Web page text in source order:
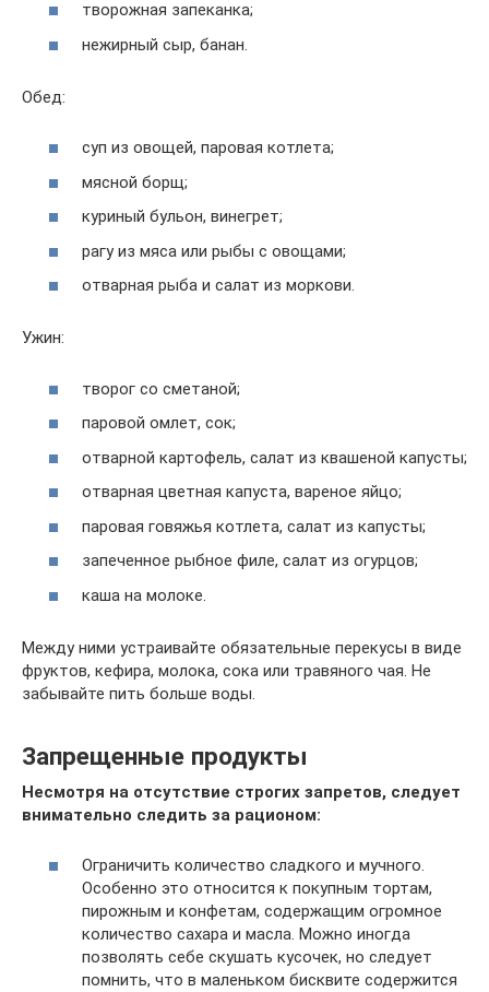
творожная запеканка;
нежирный сыр, банан.
Обед:
суп из овощей, паровая котлета;
мясной борщ;
куриный бульон, винегрет;
рагу из мяса или рыбы с овощами;
отварная рыба и салат из моркови.
Ужин:
творог со сметаной;
паровой омлет, сок;
отварной картофель, салат из квашеной капусты;
отварная цветная капуста, вареное яйцо;
паровая говяжья котлета, салат из капусты;
запеченное рыбное филе, салат из огурцов;
каша на молоке.
Между ними устраивайте обязательные перекусы в виде
фруктов, кефира, молока, сока или травяного чая. Не
забывайте пить больше воды.
Запрещенные продукты
Несмотря на отсутствие строгих запретов, следует
внимательно следить за рационом:
Ограничить количество сладкого и мучного.
Особенно это относится к покупным тортам,
пирожным и конфетам, содержащим огромное
количество сахара и масла. Можно иногда
позволять себе скушать кусочек, но следует
помнить, что в маленьком бисквите содержится